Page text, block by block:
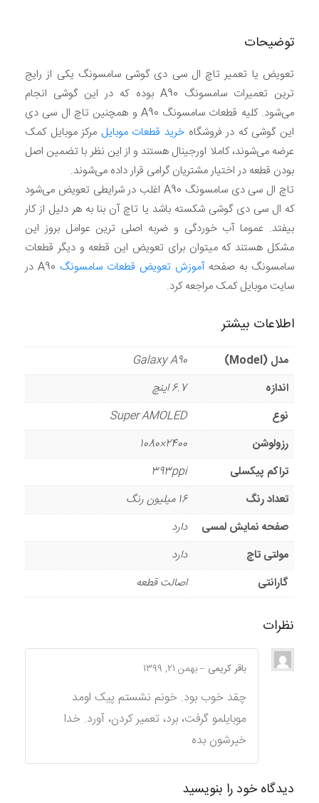
توضیحات
تعویض یا تعمیر تاچ ال سی دی گوشی سامسونگ یکی از رایج
ترین تعمیرات سامسونگ A90 بوده که در این گوشی انجام
می‌شود. کلیه قطعات سامسونگ A90 و همچنین تاچ ال سی دی
این گوشی که در فروشگاه خرید قطعات موبایل مرکز موبایل کمک
عرضه می‌شوند، کاملا اورجینال هستند و از این نظر با تضمین اصل
بودن قطعه در اختیار مشتریان گرامی قرار داده می‌شوند.
تاچ ال سی دی سامسونگ A90 اغلب در شرایطی تعویض می‌شود
که ال سی دی گوشی شکسته باشد یا تاچ آن بنا به هر دلیل از کار
بیفتد. عموما آب خوردگی و ضربه اصلی ترین عوامل بروز این
مشکل هستند که میتوان برای تعویض این قطعه و دیگر قطعات
سامسونگ به صفحهآموزش تعویض قطعات سامسونگ
A90 در
سایت موبایل کمک مراجعه کرد.
اطلاعات بیشتر
مدل (Model)
Galaxy A90
اندازه
6.7 اینچ
نوع
Super AMOLED
رزولوشن
2400×1080
تراکم پیکسلی
393ppi
تعداد رنگ
16 میلیون رنگ
صفحه نمایش لمسی
دارد
مولتی تاچ
دارد
گارانتی
اصالت قطعه
نظرات
باقر کریمی –بهمن 21, 1399
چقد خوب بود. خونم نشستم پیک اومد
موبایلمو گرفت، برد، تعمیر کردن، آورد. خدا
خیرشون بده
دیدگاه خود را بنویسید